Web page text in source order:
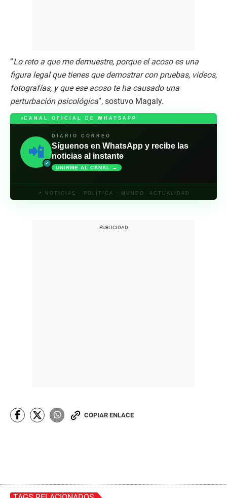
“Lo reto a que me demuestre, porque el acoso es una
figura legal que tienes que demostrar con pruebas, videos,
fotografías, y que ese acoso te ha causado una
perturbación psicológica”, sostuvo Magaly.
CANAL OFICIAL DE WHATSAPP
📲
✓
DIARIO CORREO
Síguenos en WhatsApp y recibe las
noticias al instante
UNIRME AL CANAL →
📍 NOTICIAS · POLÍTICA · MUNDO· ACTUALIDAD
COPIAR ENLACE